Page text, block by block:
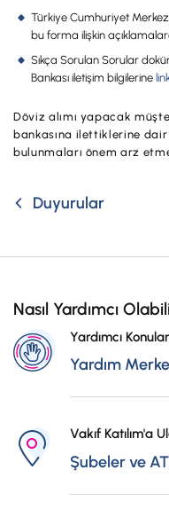
Kartlar
Sigorta ve Emeklilik
Ödemeler ve Hizmetler
Kampanyalar
Başvuru Yap
Finansmanlar
Ticari Kartlar
POS Ürünleri
Dış Ticaret
Sigorta ve Emeklilik
Sektörel Paketler
Kampanyalar
Başvuru Yap
Türkiye Cumhuriyet Merkez
bu forma ilişkin
Sıkça Sorulan Sorular
Bankası iletişim bilgilerine
Döviz alımı yapacak
bankasına ilettiklerine
bulunmaları önem arz
Duyurular
Nasıl Yardımcı
Yardımcı Konular
Yardım
Vakıf Katılım'a
Şubeler ve